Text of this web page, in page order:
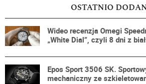
OSTATNIO
Wideo recenzja Omegi
„White Dial”, czyli 8 dni z
Epos Sport 3506 SK.
mechaniczny ze